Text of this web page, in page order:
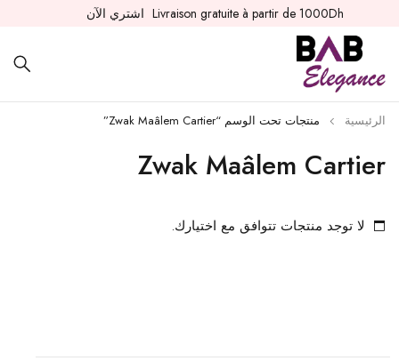
Livraison gratuite à partir de 1000Dh اشتري الآن
Zwak Maâlem Cartier
الرئيسية منتجات تحت الوسم “Zwak Maâlem Cartier”
لا توجد منتجات تتوافق مع اختيارك.